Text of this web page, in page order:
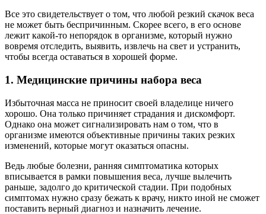
Все это свидетельствует о том, что любой резкий скачок веса
не может быть беспричинным. Скорее всего, в его основе
лежит какой-то непорядок в организме, который нужно
вовремя отследить, выявить, извлечь на свет и устранить,
чтобы всегда оставаться в хорошей форме.
1. Медицинские причины набора веса
Избыточная масса не приносит своей владелице ничего
хорошо. Она только причиняет страдания и дискомфорт.
Однако она может сигнализировать нам о том, что в
организме имеются объективные причины таких резких
изменений, которые могут оказаться опасны.
Ведь любые болезни, ранняя симптоматика которых
вписывается в рамки повышения веса, лучше вылечить
раньше, задолго до критической стадии. При подобных
симптомах нужно сразу бежать к врачу, никто иной не сможет
поставить верный диагноз и назначить лечение.